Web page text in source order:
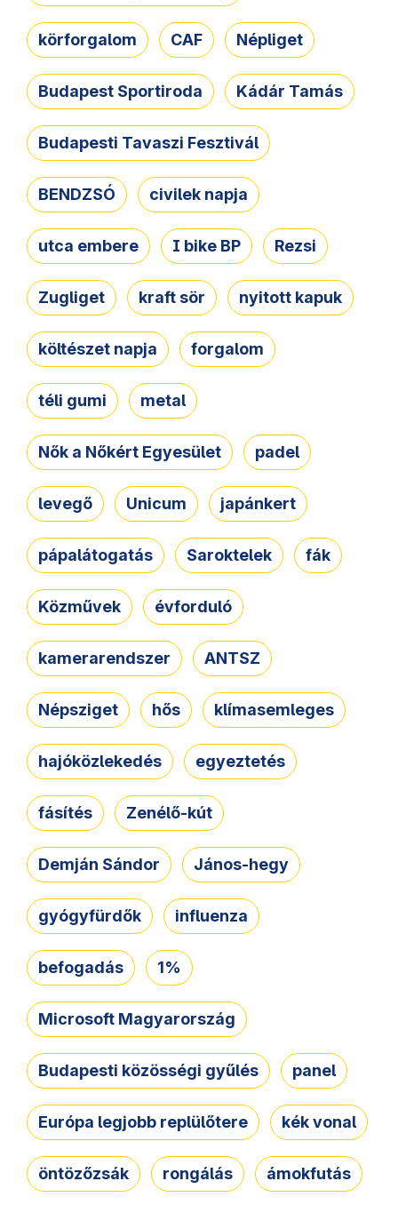
körforgalom CAF Népliget
Budapest Sportiroda Kádár Tamás
Budapesti Tavaszi Fesztivál
BENDZSÓ civilek napja
utca embere I bike BP Rezsi
Zugliget kraft sör nyitott kapuk
költészet napja forgalom
téli gumi metal
Nők a Nőkért Egyesület padel
levegő Unicum japánkert
pápalátogatás Saroktelek fák
Közművek évforduló
kamerarendszer ANTSZ
Népsziget hős klímasemleges
hajóközlekedés egyeztetés
fásítés Zenélő-kút
Demján Sándor János-hegy
gyógyfürdők influenza
befogadás 1%
Microsoft Magyarország
Budapesti közösségi gyűlés panel
Európa legjobb replülőtere kék vonal
öntözőzsák rongálás ámokfutás